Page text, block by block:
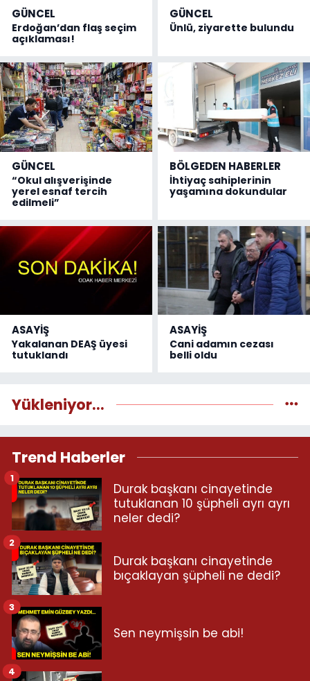
GÜNCEL
Erdoğan’dan flaş seçim
açıklaması!
GÜNCEL
Ünlü, ziyarette bulundu
GÜNCEL
“Okul alışverişinde
yerel esnaf tercih
edilmeli”
BÖLGEDEN HABERLER
İhtiyaç sahiplerinin
yaşamına dokundular
ASAYİŞ
Yakalanan DEAŞ üyesi
tutuklandı
ASAYİŞ
Cani adamın cezası
belli oldu
Yükleniyor...
Trend Haberler
Durak başkanı cinayetinde
tutuklanan 10 şüpheli ayrı ayrı
neler dedi?
1
Durak başkanı cinayetinde
bıçaklayan şüpheli ne dedi?
2
Sen neymişsin be abi!
3
4